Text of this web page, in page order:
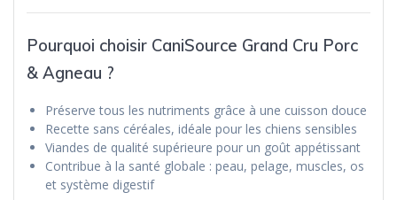
Pourquoi choisir CaniSource Grand Cru Porc
& Agneau ?
Préserve tous les nutriments grâce à une cuisson douce
Recette sans céréales, idéale pour les chiens sensibles
Viandes de qualité supérieure pour un goût appétissant
Contribue à la santé globale : peau, pelage, muscles, os
et système digestif